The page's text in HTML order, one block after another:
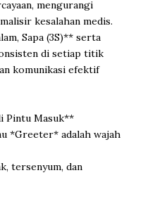
mengurangi
kesalahan medis.
Sapa (3S)** serta
di setiap titik
komunikasi efektif
Pintu Masuk**
*Greeter* adalah wajah
tersenyum, dan